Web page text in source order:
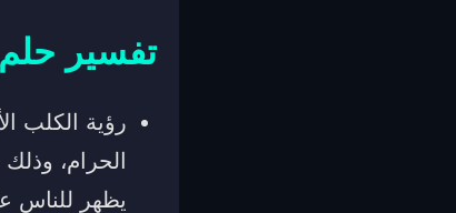
تفسير
رؤية الكلب
الحرام،
يظهر للناس